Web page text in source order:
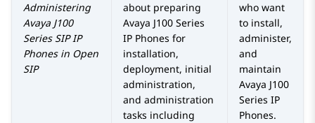
Administering
Avaya J100
Series SIP IP
Phones in Open
SIP
about preparing
Avaya J100 Series
IP Phones for
installation,
deployment, initial
administration,
and administration
tasks including
who want
to install,
administer,
and
maintain
Avaya J100
Series IP
Phones.